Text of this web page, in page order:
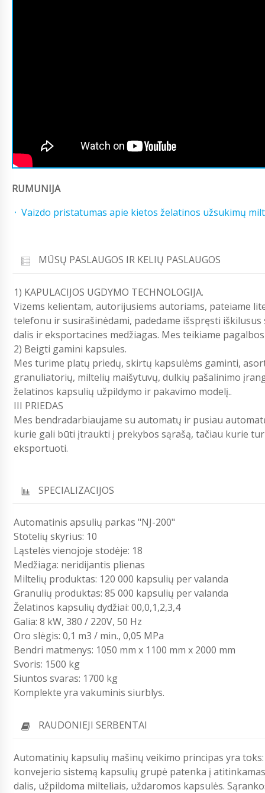
RUMUNIJA
Vaizdo pristatumas apie kietos želatinos užsukimų
MŪSŲ PASLAUGOS IR KELIŲ PASLAUGOS
1) KAPULACIJOS UGDYMO TECHNOLOGIJA.
Vizems kelientam, autorijusiems autoriams, pateiame
telefonu ir susirašinėdami, padedame išspręsti
dalis ir eksportacines medžiagas. Mes teikiame
2) Beigti gamini kapsules.
Mes turime platų priedų, skirtų kapsulėms gaminti,
granuliatorių, miltelių maišytuvų, dulkių pašalinimo
želatinos kapsulių užpildymo ir pakavimo modelį..
III PRIEDAS
Mes bendradarbiaujame su automatų ir pusiau
kurie gali būti įtraukti į prekybos sąrašą, tačiau kurie
eksportuoti.
SPECIALIZACIJOS
Automatinis apsulių parkas "NJ-200"
Stotelių skyrius: 10
Ląstelės vienojoje stodėje: 18
Medžiaga: neridijantis plienas
Miltelių produktas: 120 000 kapsulių per valanda
Granulių produktas: 85 000 kapsulių per valanda
Želatinos kapsulių dydžiai: 00,0,1,2,3,4
Galia: 8 kW, 380 / 220V, 50 Hz
Oro slėgis: 0,1 m3 / min., 0,05 MPa
Bendri matmenys: 1050 mm x 1100 mm x 2000 mm
Svoris: 1500 kg
Siuntos svaras: 1700 kg
Komplekte yra vakuminis siurblys.
RAUDONIEJI SERBENTAI
Automatinių kapsulių mašinų veikimo principas yra
konvejerio sistemą kapsulių grupė patenka į
dalis, užpildoma milteliais, uždaromos kapsulės.